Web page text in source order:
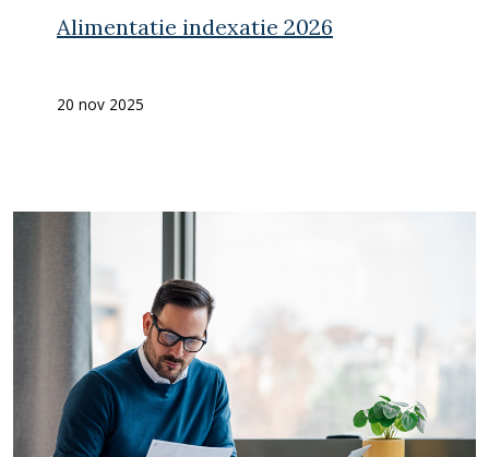
Alimentatie indexatie 2026
20 nov 2025